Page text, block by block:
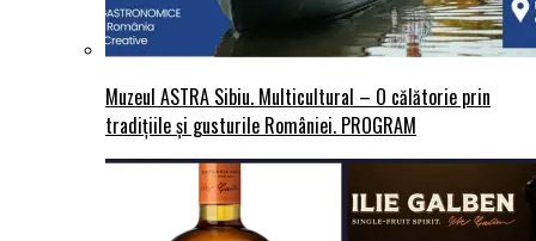
Muzeul ASTRA Sibiu. Multicultural – O călătorie prin
tradițiile și gusturile României. PROGRAM